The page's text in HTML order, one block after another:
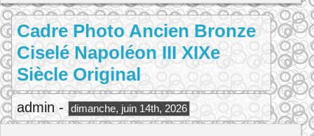
Cadre Photo Ancien Bronze
Ciselé Napoléon III XIXe
Siècle Original
admin - dimanche, juin 14th, 2026